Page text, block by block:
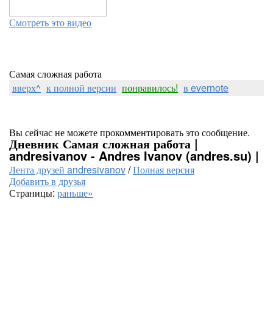
Смотреть это видео
Самая сложная работа
вверх^ к полной версии понравилось! в evernote
Вы сейчас не можете прокомментировать это сообщение.
Дневник Самая сложная работа |
andresivanov - Andres Ivanov (andres.su) |
Лента друзей andresivanov/Полная версия
Добавить в друзья
Страницы: раньше»